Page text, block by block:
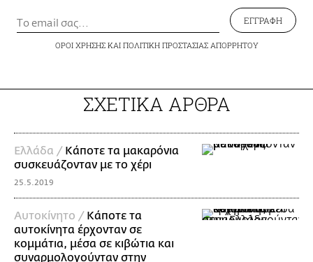
ΕΓΓΡΑΦΗ
ΟΡΟΙ ΧΡΗΣΗΣΚΑΙ ΠΟΛΙΤΙΚΗ ΠΡΟΣΤΑΣΙΑΣ ΑΠΟΡΡΗΤΟΥ
ΣΧΕΤΙΚΑ ΑΡΘΡΑ
Ελλάδα / Κάποτε τα μακαρόνια
συσκευάζονταν με το χέρι
25.5.2019
Αυτοκίνητο / Κάποτε τα
αυτοκίνητα έρχονταν σε
κομμάτια, μέσα σε κιβώτια και
συναρμολογούνταν στην